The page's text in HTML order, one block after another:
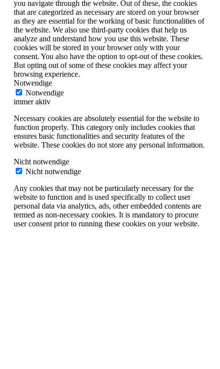
you navigate through the website. Out of these, the cookies
that are categorized as necessary are stored on your browser
as they are essential for the working of basic functionalities of
the website. We also use third-party cookies that help us
analyze and understand how you use this website. These
cookies will be stored in your browser only with your
consent. You also have the option to opt-out of these cookies.
But opting out of some of these cookies may affect your
browsing experience.
Notwendige
Notwendige
immer aktiv
Necessary cookies are absolutely essential for the website to
function properly. This category only includes cookies that
ensures basic functionalities and security features of the
website. These cookies do not store any personal information.
Nicht notwendige
Nicht notwendige
Any cookies that may not be particularly necessary for the
website to function and is used specifically to collect user
personal data via analytics, ads, other embedded contents are
termed as non-necessary cookies. It is mandatory to procure
user consent prior to running these cookies on your website.